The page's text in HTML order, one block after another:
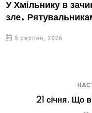
У Хмільнику в
зле.
5 серпня, 2026
21 січня. Що